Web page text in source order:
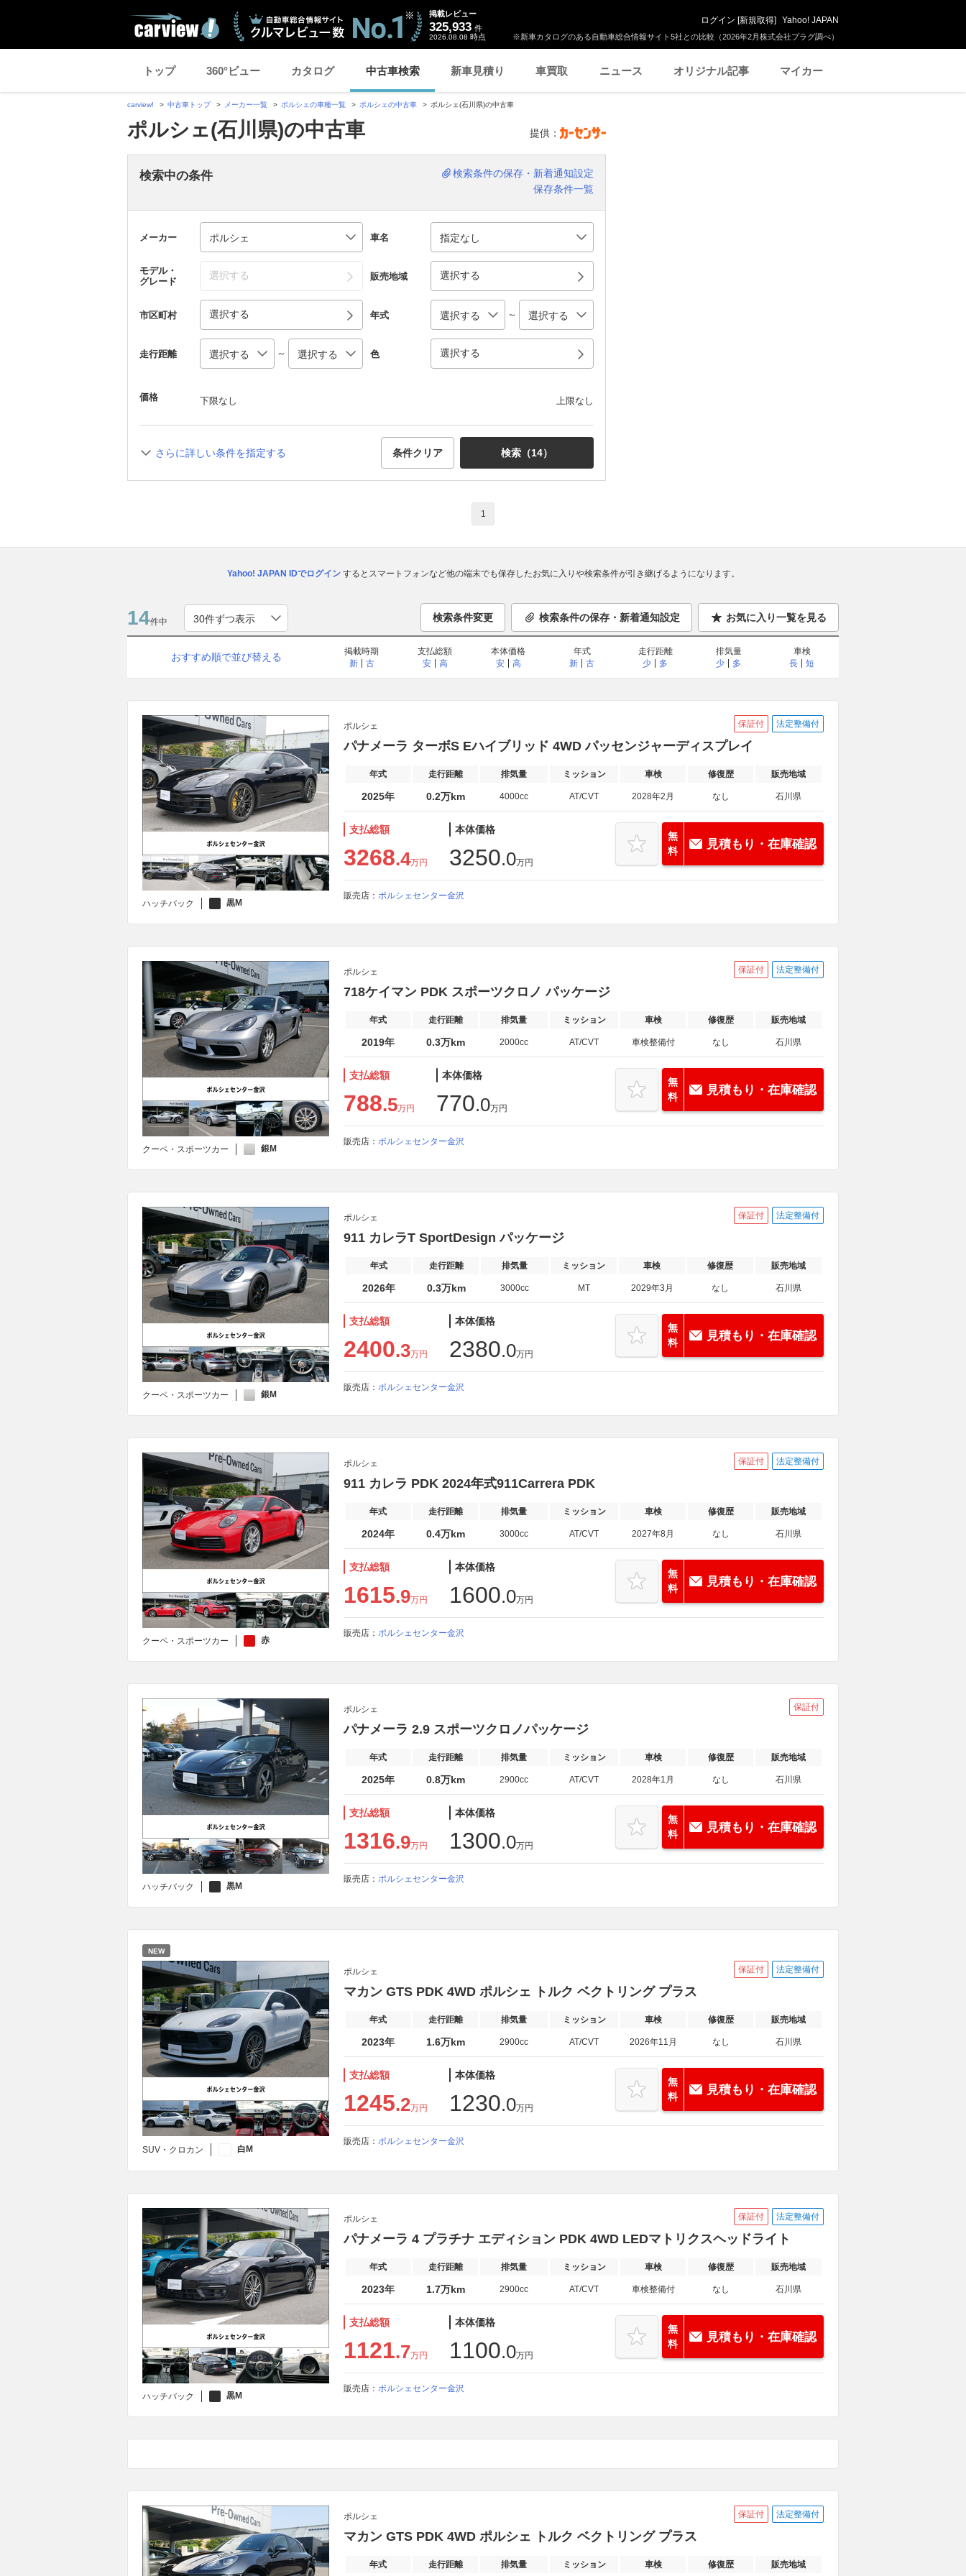
※新車カタログのある自動車総合情報サイト5社との比較（2026年2月株式会社プラグ調べ）
掲載レビュー
325,933 件
2026.08.08 時点
ログイン [新規取得] Yahoo! JAPAN
トップ 360°ビュー カタログ 中古車検索 新車見積り 車買取 ニュース オリジナル記事 マイカー
carview! 中古車トップ メーカー一覧 ポルシェの車種一覧 ポルシェの中古車 ポルシェ(石川県)の中古車
ポルシェ(石川県)の中古車 提供：
検索中の条件
検索条件の保存・新着通知設定
保存条件一覧
メーカー 車名
モデル・
グレード
選択する 販売地域 選択する
市区町村 選択する 年式 ～
走行距離 ～ 色 選択する
価格 下限なし 上限なし
さらに詳しい条件を指定する 条件クリア 検索（14）
1
Yahoo! JAPAN IDでログインするとスマートフォンなど他の端末でも保存したお気に入りや検索条件が引き継げるようになります。
14件中 検索条件変更 検索条件の保存・新着通知設定 お気に入り一覧を見る
おすすめ順で並び替える
掲載時期
新
古
支払総額
安
高
本体価格
安
高
年式
新
古
走行距離
少
多
排気量
少
多
車検
長
短
ハッチバック 黒M
ポルシェ 保証付 法定整備付
パナメーラ ターボS Eハイブリッド 4WD パッセンジャーディスプレイ
年式 走行距離 排気量 ミッション 車検 修復歴 販売地域
2025年 0.2万km 4000cc AT/CVT 2028年2月 なし 石川県
支払総額
3268.4万円
本体価格
3250.0万円
無
料
見積もり・在庫確認
販売店： ポルシェセンター金沢
クーペ・スポーツカー 銀M
ポルシェ 保証付 法定整備付
718ケイマン PDK スポーツクロノ パッケージ
年式 走行距離 排気量 ミッション 車検 修復歴 販売地域
2019年 0.3万km 2000cc AT/CVT 車検整備付 なし 石川県
支払総額
788.5万円
本体価格
770.0万円
無
料
見積もり・在庫確認
販売店： ポルシェセンター金沢
クーペ・スポーツカー 銀M
ポルシェ 保証付 法定整備付
911 カレラT SportDesign パッケージ
年式 走行距離 排気量 ミッション 車検 修復歴 販売地域
2026年 0.3万km 3000cc MT 2029年3月 なし 石川県
支払総額
2400.3万円
本体価格
2380.0万円
無
料
見積もり・在庫確認
販売店： ポルシェセンター金沢
クーペ・スポーツカー 赤
ポルシェ 保証付 法定整備付
911 カレラ PDK 2024年式911Carrera PDK
年式 走行距離 排気量 ミッション 車検 修復歴 販売地域
2024年 0.4万km 3000cc AT/CVT 2027年8月 なし 石川県
支払総額
1615.9万円
本体価格
1600.0万円
無
料
見積もり・在庫確認
販売店： ポルシェセンター金沢
ハッチバック 黒M
ポルシェ 保証付
パナメーラ 2.9 スポーツクロノパッケージ
年式 走行距離 排気量 ミッション 車検 修復歴 販売地域
2025年 0.8万km 2900cc AT/CVT 2028年1月 なし 石川県
支払総額
1316.9万円
本体価格
1300.0万円
無
料
見積もり・在庫確認
販売店： ポルシェセンター金沢
NEW
SUV・クロカン 白M
ポルシェ 保証付 法定整備付
マカン GTS PDK 4WD ポルシェ トルク ベクトリング プラス
年式 走行距離 排気量 ミッション 車検 修復歴 販売地域
2023年 1.6万km 2900cc AT/CVT 2026年11月 なし 石川県
支払総額
1245.2万円
本体価格
1230.0万円
無
料
見積もり・在庫確認
販売店： ポルシェセンター金沢
ハッチバック 黒M
ポルシェ 保証付 法定整備付
パナメーラ 4 プラチナ エディション PDK 4WD LEDマトリクスヘッドライト
年式 走行距離 排気量 ミッション 車検 修復歴 販売地域
2023年 1.7万km 2900cc AT/CVT 車検整備付 なし 石川県
支払総額
1121.7万円
本体価格
1100.0万円
無
料
見積もり・在庫確認
販売店： ポルシェセンター金沢
ポルシェ 保証付 法定整備付
マカン GTS PDK 4WD ポルシェ トルク ベクトリング プラス
年式 走行距離 排気量 ミッション 車検 修復歴 販売地域